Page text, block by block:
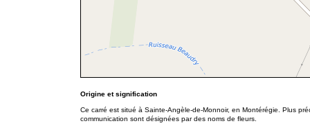
Origine et signification
Ce carré est situé à Sainte-Angèle-de-Monnoir, en Montérégie. Plus
communication sont désignées par des noms de fleurs.